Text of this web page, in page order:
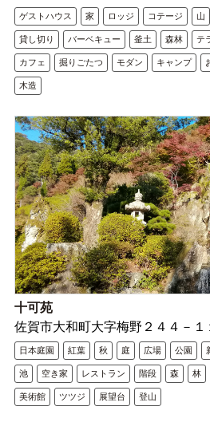
ゲストハウス 家 ロッジ コテージ 山
貸し切り バーベキュー 釜土 森林 テ
カフェ 掘りごたつ モダン キャンプ
木造
十可苑
佐賀市大和町大字梅野２４４－１
日本庭園 紅葉 秋 庭 広場 公園
池 空き家 レストラン 階段 森 林
美術館 ツツジ 展望台 登山